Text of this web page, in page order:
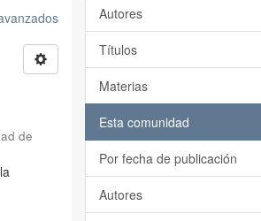
de
Autores
Títulos
Materias
Esta comunidad
Por fecha de publicación
Autores